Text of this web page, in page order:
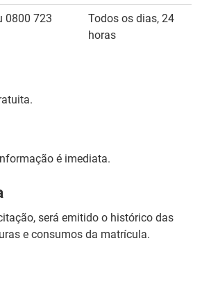
0800 723
Todos os dias, 24
horas
é imediata.
será emitido o histórico das
e consumos da matrícula.